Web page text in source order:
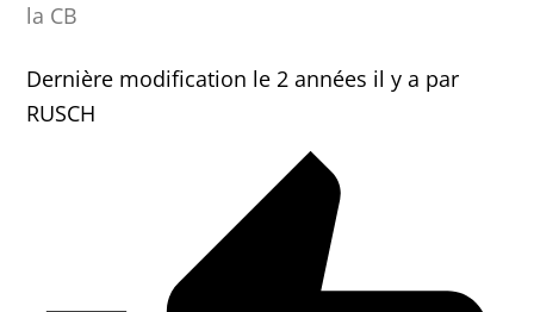
la CB
Dernière modification le 2 années il y a par
RUSCH